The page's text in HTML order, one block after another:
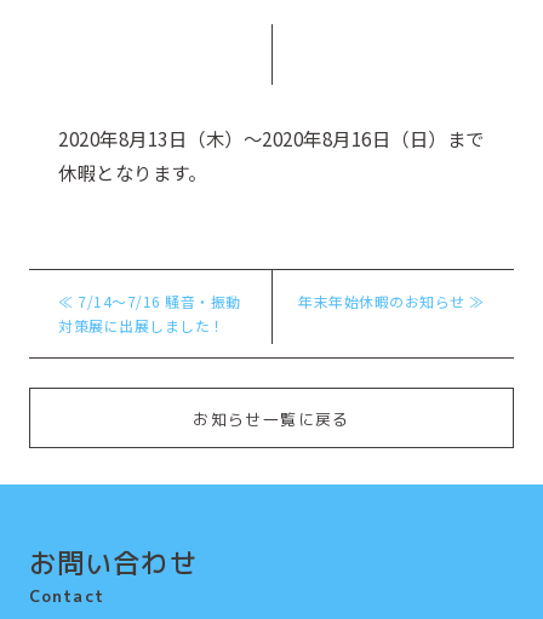
2020年8月13日（木）～2020年8月16日（日）まで
休暇となります。
≪ 7/14～7/16 騒音・振動
対策展に出展しました！
年末年始休暇のお知らせ ≫
お知らせ一覧に戻る
お問い合わせ
Contact